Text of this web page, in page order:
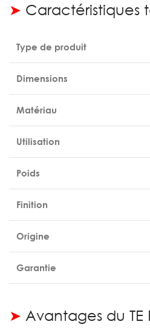
➤ Caractéristiques
Type de produit
Dimensions
Matériau
Utilisation
Poids
Finition
Origine
Garantie
➤ Avantages du TE